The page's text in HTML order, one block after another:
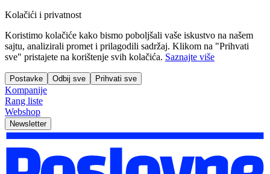
Kolačići i privatnost
Koristimo kolačiće kako bismo poboljšali vaše iskustvo na našem
sajtu, analizirali promet i prilagodili sadržaj. Klikom na "Prihvati
sve" pristajete na korištenje svih kolačića. Saznajte više
Postavke Odbij sve Prihvati sve
Kompanije
Rang liste
Webshop
Newsletter